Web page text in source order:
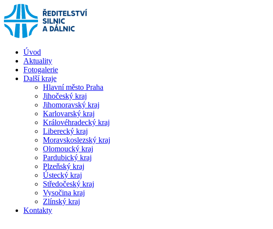
Úvod
Aktuality
Fotogalerie
Další kraje
Hlavní město Praha
Jihočeský kraj
Jihomoravský kraj
Karlovarský kraj
Královéhradecký kraj
Liberecký kraj
Moravskoslezský kraj
Olomoucký kraj
Pardubický kraj
Plzeňský kraj
Ústecký kraj
Středočeský kraj
Vysočina kraj
Zlínský kraj
Kontakty